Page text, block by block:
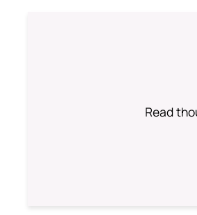
Read